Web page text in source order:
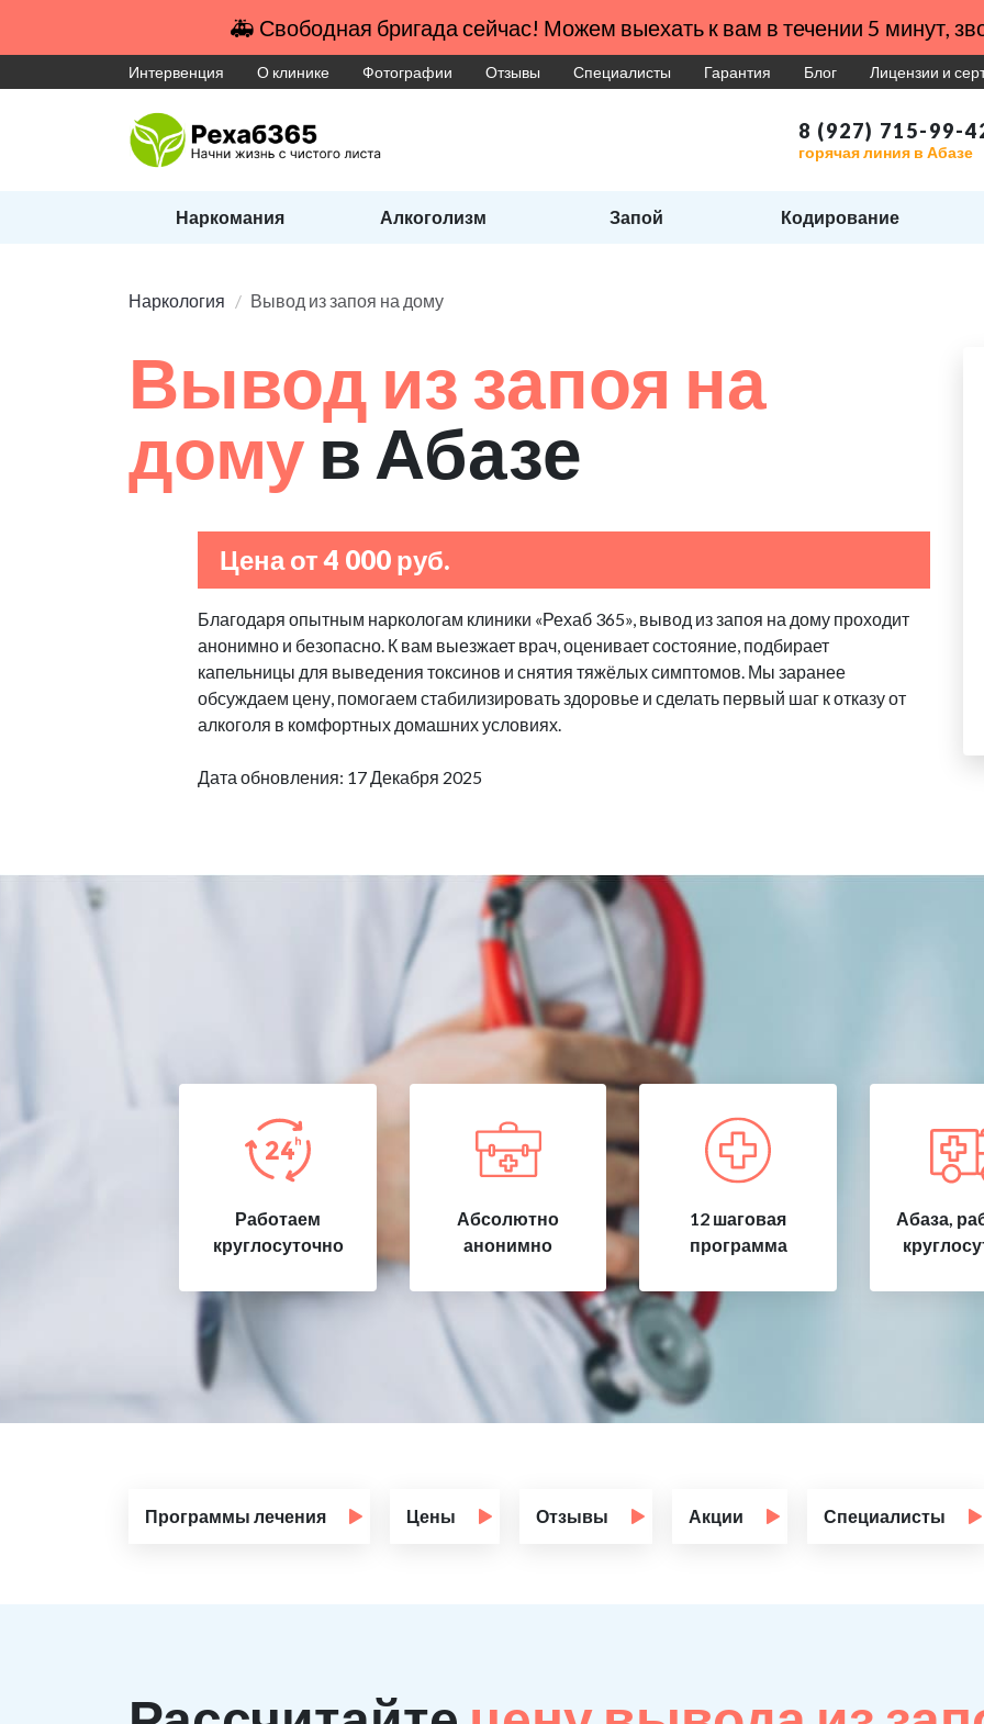
🚑 Свободная бригада сейчас! Можем выехать к вам в течении 5 минут,
Интервенция О клинике Фотографии Отзывы Специалисты Гарантия Блог Лицензии и
8 (927) 715-99-
горячая линия в Абазе
Наркомания Алкоголизм Запой Кодирование
Наркология Вывод из запоя на дому
Вывод из запоя на
дому в Абазе
Цена от 4 000 руб.
Благодаря опытным наркологам клиники «Рехаб 365», вывод из запоя на дому проходит
анонимно и безопасно. К вам выезжает врач, оценивает состояние, подбирает
капельницы для выведения токсинов и снятия тяжёлых симптомов. Мы заранее
обсуждаем цену, помогаем стабилизировать здоровье и сделать первый шаг к отказу от
алкоголя в комфортных домашних условиях.
Дата обновления: 17 Декабря 2025
Работаем
круглосуточно
Абсолютно
анонимно
12 шаговая
программа
Абаза,
Программы лечения Цены Отзывы Акции Специалисты